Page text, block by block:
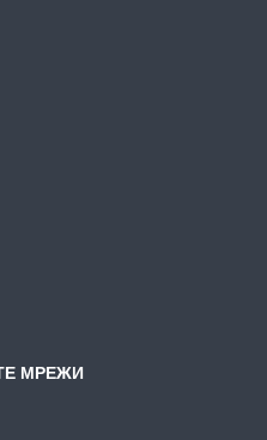
МРЕЖИ